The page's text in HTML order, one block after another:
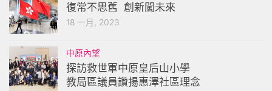
復常不思舊 創新闖未來
18 一月, 2023
中原內望
探訪救世軍中原皇后山小學
教局區議員讚揚惠澤社區理念